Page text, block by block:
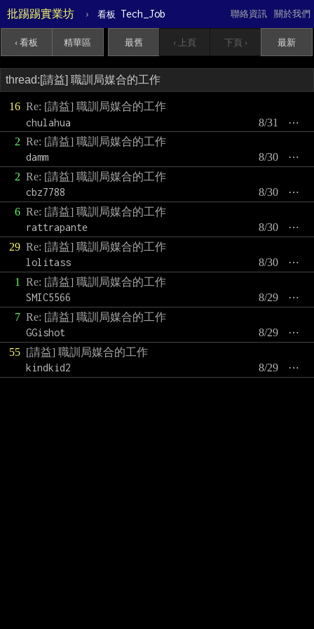
批踢踢實業坊 › 看板 Tech_Job 關於我們
聯絡資訊
‹ 看板 精華區 最舊 ‹ 上頁 下頁 › 最新
16 Re: [請益] 職訓局媒合的工作
chulahua
⋯
8/31
2 Re: [請益] 職訓局媒合的工作
damm
⋯
8/30
2 Re: [請益] 職訓局媒合的工作
cbz7788
⋯
8/30
6 Re: [請益] 職訓局媒合的工作
rattrapante
⋯
8/30
29 Re: [請益] 職訓局媒合的工作
lolitass
⋯
8/30
1
Re: [請益] 職訓局媒合的工作
SMIC5566
⋯
8/29
7 Re: [請益] 職訓局媒合的工作
GGishot
⋯
8/29
55 [請益] 職訓局媒合的工作
kindkid2
⋯
8/29